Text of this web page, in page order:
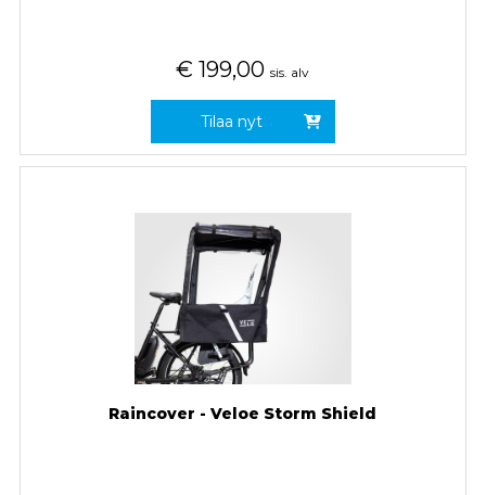
€ 199,00 sis. alv
Tilaa nyt
Raincover - Veloe Storm Shield